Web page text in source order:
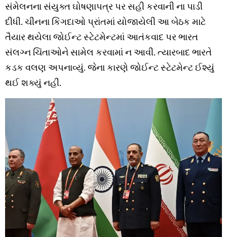
સંમેલનના સંયુક્ત ઘોષણાપત્ર પર સહી કરવાની ના પાડી
દીધી. ચીનના કિંગદાઓ પ્રાંતમાં યોજાયેલી આ બેઠક માટે
તૈયાર થયેલા જોઈન્ટ સ્ટેટમેન્ટમાં આતંકવાદ પર ભારત
સંલગ્ન ચિંતાઓને સામેલ કરવામાં ન આવી. ત્યારબાદ ભારતે
કડક વલણ અપનાવ્યું. જેના કારણે જોઈન્ટ સ્ટેટમેન્ટ ઈશ્યું
થઈ શક્યું નહીં.